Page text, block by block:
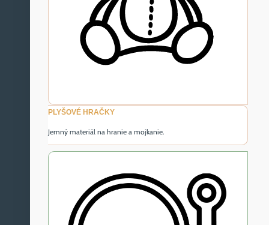
PLYŠOVÉ HRAČKY
Jemný materiál na hranie a mojkanie.